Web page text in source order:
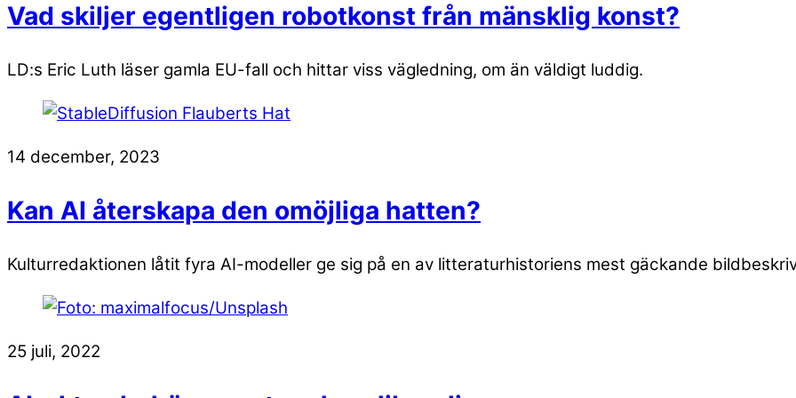
Vad skiljer egentligen robotkonst från mänsklig konst?
LD:s Eric Luth läser gamla EU-fall och hittar viss vägledning, om än väldigt luddig.
14 december, 2023
Kan AI återskapa den omöjliga hatten?
Kulturredaktionen låtit fyra AI-modeller ge sig på en av litteraturhistoriens mest gäckande
25 juli, 2022